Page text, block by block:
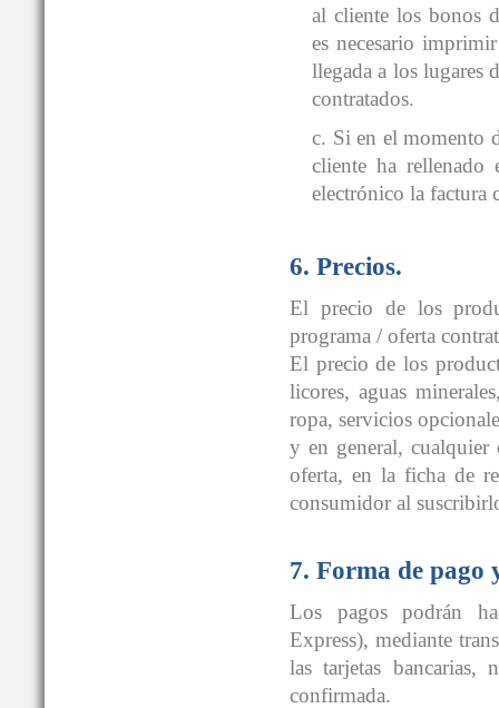
al cliente los bonos
es necesario
llegada a los lugares
contratados.
c. Si en el momento
cliente ha rellenado
electrónico la factura
6. Precios.
El precio de los
programa / oferta
El precio de los
licores, aguas
ropa, servicios
y en general, cualquier
oferta, en la ficha de
consumidor al
7. Forma de pago
Los pagos podrán
Express), mediante
las tarjetas bancarias,
confirmada.